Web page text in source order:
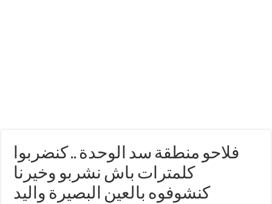
فلاحو منطقة سد الوحدة .. كنضربوا
كلمترات باش نشربو وخيرنا
كنشوفوه بالعين البصيرة واليد